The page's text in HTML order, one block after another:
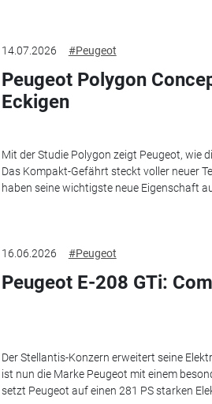
14.07.2026 #Peugeot
Peugeot Polygon
Eckigen
Mit der Studie Polygon zeigt Peugeot, wie
Das Kompakt-Gefährt steckt voller neuer
haben seine wichtigste neue Eigenschaft
16.06.2026 #Peugeot
Peugeot E-208 GTi:
Der Stellantis-Konzern erweitert seine
ist nun die Marke Peugeot mit einem
setzt Peugeot auf einen 281 PS starken